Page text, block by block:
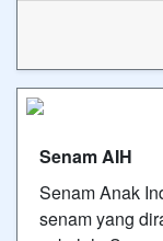
Senam AIH
Senam Anak
senam yang